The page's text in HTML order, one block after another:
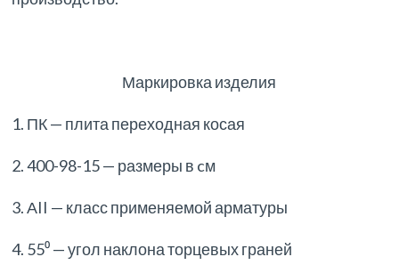
Маркировка изделия
1. ПК — плита переходная косая
2. 400-98-15 — размеры в cм
3. АII — класс применяемой арматуры
4. 55⁰ — угол наклона торцевых граней